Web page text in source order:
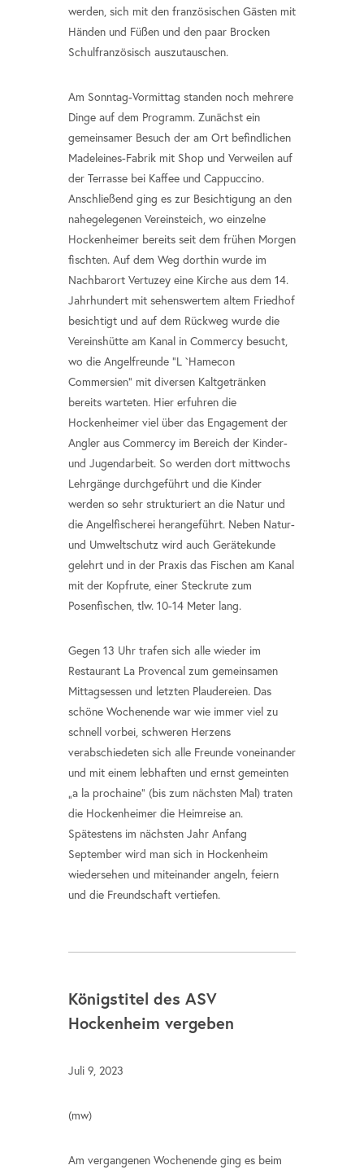
werden, sich mit den französischen Gästen mit
Händen und Füßen und den paar Brocken
Schulfranzösisch auszutauschen.
Am Sonntag-Vormittag standen noch mehrere
Dinge auf dem Programm. Zunächst ein
gemeinsamer Besuch der am Ort befindlichen
Madeleines-Fabrik mit Shop und Verweilen auf
der Terrasse bei Kaffee und Cappuccino.
Anschließend ging es zur Besichtigung an den
nahegelegenen Vereinsteich, wo einzelne
Hockenheimer bereits seit dem frühen Morgen
fischten. Auf dem Weg dorthin wurde im
Nachbarort Vertuzey eine Kirche aus dem 14.
Jahrhundert mit sehenswertem altem Friedhof
besichtigt und auf dem Rückweg wurde die
Vereinshütte am Kanal in Commercy besucht,
wo die Angelfreunde "L `Hamecon
Commersien" mit diversen Kaltgetränken
bereits warteten. Hier erfuhren die
Hockenheimer viel über das Engagement der
Angler aus Commercy im Bereich der Kinder-
und Jugendarbeit. So werden dort mittwochs
Lehrgänge durchgeführt und die Kinder
werden so sehr strukturiert an die Natur und
die Angelfischerei herangeführt. Neben Natur-
und Umweltschutz wird auch Gerätekunde
gelehrt und in der Praxis das Fischen am Kanal
mit der Kopfrute, einer Steckrute zum
Posenfischen, tlw. 10-14 Meter lang.
Gegen 13 Uhr trafen sich alle wieder im
Restaurant La Provencal zum gemeinsamen
Mittagsessen und letzten Plaudereien. Das
schöne Wochenende war wie immer viel zu
schnell vorbei, schweren Herzens
verabschiedeten sich alle Freunde voneinander
und mit einem lebhaften und ernst gemeinten
„a la prochaine“ (bis zum nächsten Mal) traten
die Hockenheimer die Heimreise an.
Spätestens im nächsten Jahr Anfang
September wird man sich in Hockenheim
wiedersehen und miteinander angeln, feiern
und die Freundschaft vertiefen.
Königstitel des ASV
Hockenheim vergeben
Juli 9, 2023
(mw)
Am vergangenen Wochenende ging es beim